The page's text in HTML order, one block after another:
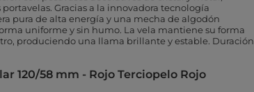
Gracias a la innovadora tecnología
pura de alta energía y una mecha de algodón
uniforme y sin humo. La vela mantiene su forma
produciendo una llama brillante y estable. Duración
120/58 mm - Rojo Terciopelo Rojo